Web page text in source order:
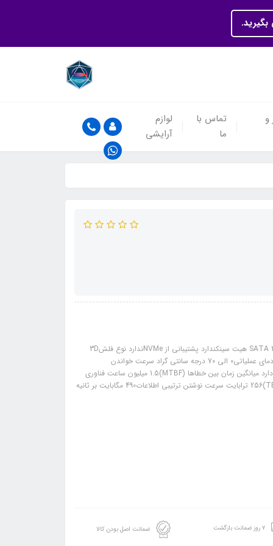
و
تماس با
ما
لوازم
آرایشی
مشخصات: ظرفیت512 گیگابایت - 512GB فرم فاکتور2.5 اینچ نوع رابطSATA 3.0 6Gb/s هیت سینکندارد پشتیبانی از NVMeندارد نوع فلش3D
TLC نوع محصولاس اس دی 2.5 اینچ ابعاد100.2x69.90x7.00 میلی متر وزن40 گرم دمای عملیاتی0 الی 70 درجه سانتی گراد سرعت خواندن
اطلاعات550 مگابایت بر ثانیه مقاومت در برابر شوک و لرزشدارد پشتیبانی از TRIMدارد میانگین زمان بین خطاها (MTBF)1.5 میلیون ساعت فناوری
S.M.A.R.Tدارد میزان مقاومت در برابر شوک1500G/0.5 ms حجم قابل نوشتن (TBW)256 ترابایت سرعت نوشتن ترتیبی اطلاعات490 مگابایت بر ثانیه
۷ روز ضمانت بازگشت ضمانت اصل بودن کالا